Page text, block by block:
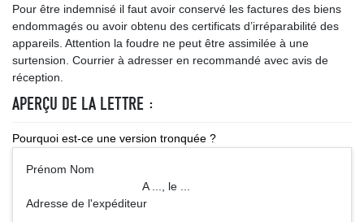
Pour être indemnisé il faut avoir conservé les factures des biens
endommagés ou avoir obtenu des certificats d’irréparabilité des
appareils. Attention la foudre ne peut être assimilée à une
surtension. Courrier à adresser en recommandé avec avis de
réception.
APERÇU DE LA LETTRE :
Pourquoi est-ce une version tronquée ?
Prénom Nom
A ..., le ...
Adresse de l'expéditeur